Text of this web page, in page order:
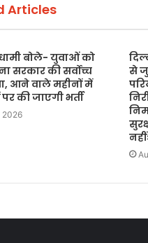
Articles
बोले- युवाओं को
सरकार की सर्वोच्च
आने वाले महीनों में
पर की जाएगी भर्ती
2026
से